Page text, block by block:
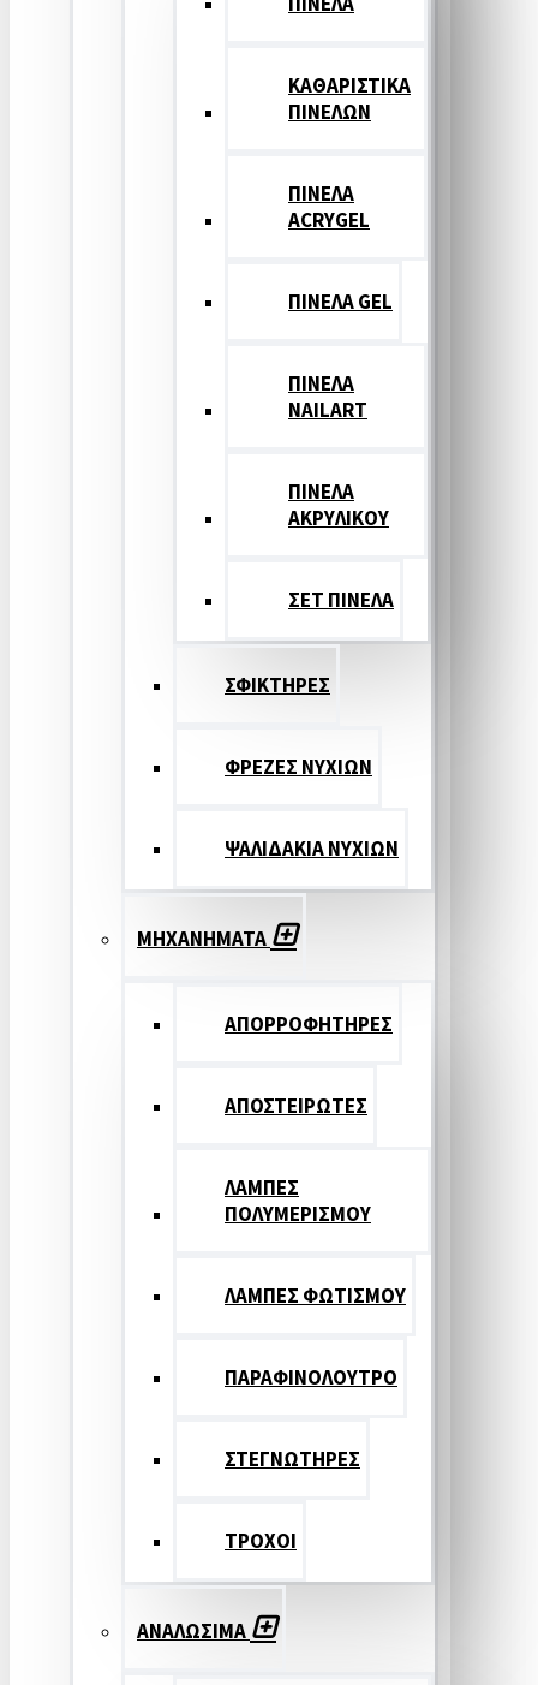
ΚΑΘΑΡΙΣΤΙΚΑ
ΠΙΝΕΛΩΝ
ΠΙΝΕΛΑ
ACRYGEL
ΠΙΝΕΛΑ GEL
ΠΙΝΕΛΑ
NAILART
ΠΙΝΕΛΑ
ΑΚΡΥΛΙΚΟΥ
ΣΕΤ ΠΙΝΕΛA
ΣΦΙΚΤΗΡΕΣ
ΦΡΕΖΕΣ ΝΥΧΙΩΝ
ΨΑΛΙΔΑΚΙΑ ΝΥΧΙΩΝ
ΜΗΧΑΝΗΜΑΤΑ
ΑΠΟΡΡΟΦΗΤΗΡΕΣ
ΑΠΟΣΤΕΙΡΩΤΕΣ
ΛΑΜΠΕΣ
ΠΟΛΥΜΕΡΙΣΜΟΥ
ΛΑΜΠΕΣ ΦΩΤΙΣΜΟΥ
ΠΑΡΑΦΙΝΟΛΟΥΤΡΟ
ΣΤΕΓΝΩΤΗΡΕΣ
ΤΡΟΧΟΙ
ΑΝΑΛΩΣΙΜΑ